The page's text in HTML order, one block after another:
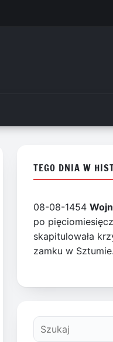
TEGO DNIA W
08-08-1454
po
skapitulowała
zamku w Sztumie.